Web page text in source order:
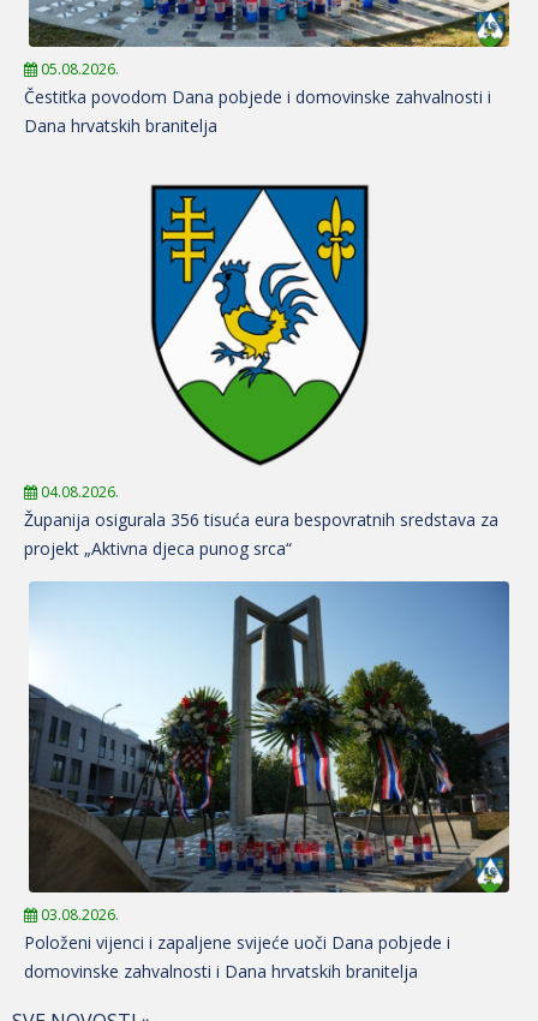
05.08.2026.
Čestitka povodom Dana pobjede i domovinske zahvalnosti i
Dana hrvatskih branitelja
04.08.2026.
Županija osigurala 356 tisuća eura bespovratnih sredstava za
projekt „Aktivna djeca punog srca“
03.08.2026.
Položeni vijenci i zapaljene svijeće uoči Dana pobjede i
domovinske zahvalnosti i Dana hrvatskih branitelja